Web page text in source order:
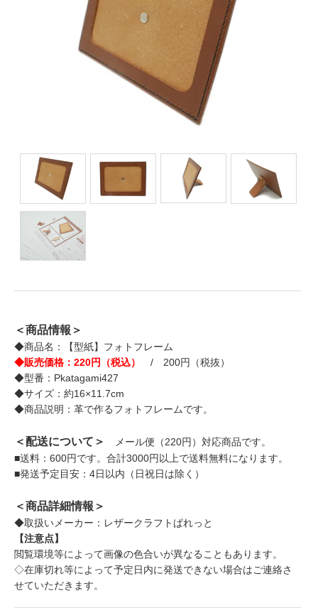
＜商品情報＞
◆商品名：【型紙】フォトフレーム
◆販売価格：220円（税込）
/ 200円（税抜）
◆型番：Pkatagami427
◆サイズ：約16×11.7cm
◆商品説明：革で作るフォトフレームです。
＜配送について＞
メール便（220円）対応商品です。
■送料：600円です。合計3000円以上で送料無料になります。
■発送予定目安：4日以内（日祝日は除く）
＜商品詳細情報＞
◆取扱いメーカー：レザークラフトぱれっと
【注意点】
閲覧環境等によって画像の色合いが異なることもあります。
◇在庫切れ等によって予定日内に発送できない場合はご連絡さ
せていただきます。